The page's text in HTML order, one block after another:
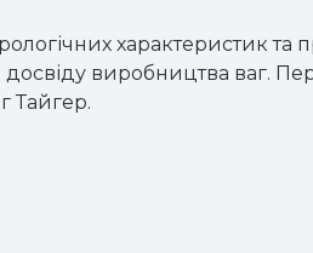
характеристик та
виробництва ваг.
Тайгер.